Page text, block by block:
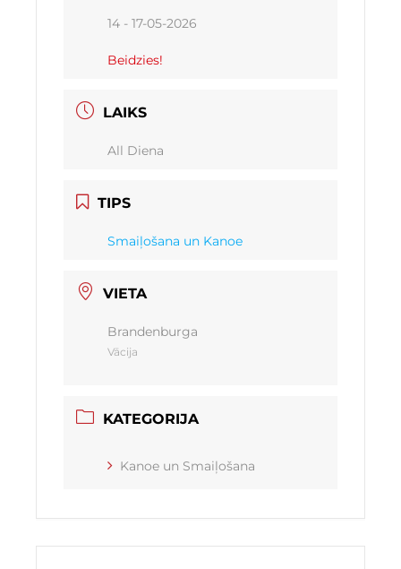
14 - 17-05-2026
Beidzies!
LAIKS
All Diena
TIPS
Smaiļošana un Kanoe
VIETA
Brandenburga
Vācija
KATEGORIJA
Kanoe un Smaiļošana